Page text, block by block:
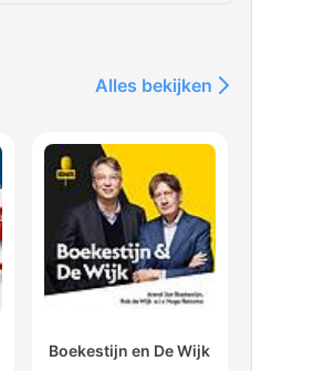
Alles bekijken
Boekestijn en De Wijk